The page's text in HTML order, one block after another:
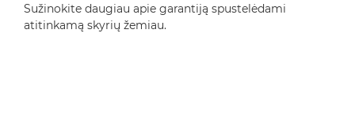
Sužinokite daugiau apie garantiją spustelėdami
atitinkamą skyrių žemiau.